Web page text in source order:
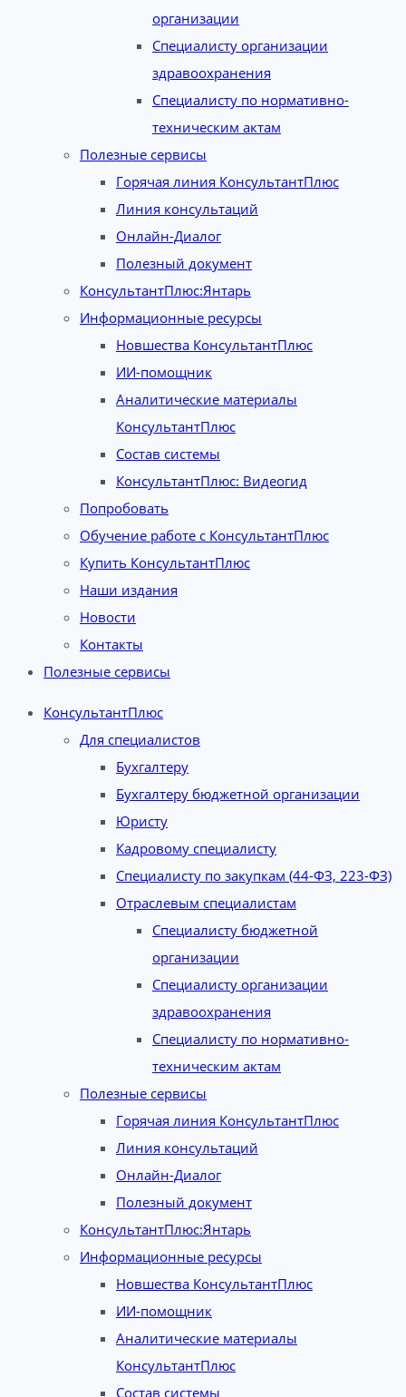
организации
Специалисту организации
здравоохранения
Специалисту по нормативно-
техническим актам
Полезные сервисы
Горячая линия КонсультантПлюс
Линия консультаций
Онлайн-Диалог
Полезный документ
КонсультантПлюс:Янтарь
Информационные ресурсы
Новшества КонсультантПлюс
ИИ-помощник
Аналитические материалы
КонсультантПлюс
Состав системы
КонсультантПлюс: Видеогид
Попробовать
Обучение работе с КонсультантПлюс
Купить КонсультантПлюс
Наши издания
Новости
Контакты
Полезные сервисы
КонсультантПлюс
Для специалистов
Бухгалтеру
Бухгалтеру бюджетной организации
Юристу
Кадровому специалисту
Специалисту по закупкам (44-ФЗ, 223-ФЗ)
Отраслевым специалистам
Специалисту бюджетной
организации
Специалисту организации
здравоохранения
Специалисту по нормативно-
техническим актам
Полезные сервисы
Горячая линия КонсультантПлюс
Линия консультаций
Онлайн-Диалог
Полезный документ
КонсультантПлюс:Янтарь
Информационные ресурсы
Новшества КонсультантПлюс
ИИ-помощник
Аналитические материалы
КонсультантПлюс
Состав системы